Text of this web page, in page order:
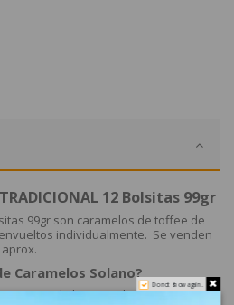
12 Bolsitas 99gr
99gr son caramelos de toffee de
individualmente. Se venden
Caramelos Solano?
toda la gama de sabores de
Do not show again.